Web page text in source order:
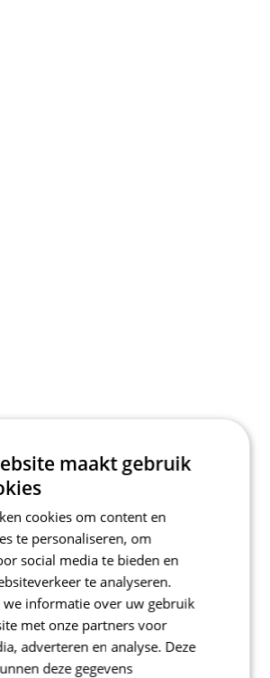
maakt gebruik
cookies om content en
te personaliseren, om
social media te bieden en
te analyseren.
we informatie over uw gebruik
met onze partners voor
adverteren en analyse. Deze
deze gegevens